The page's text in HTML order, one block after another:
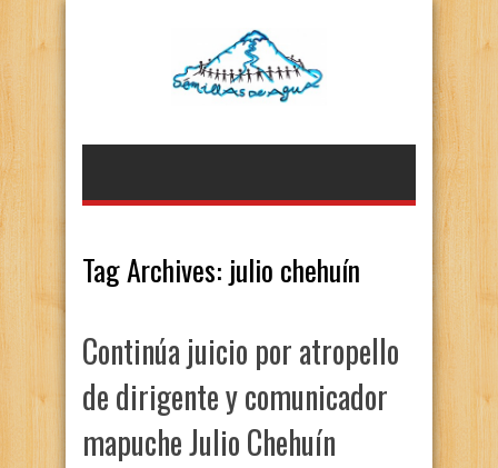
Tag Archives: julio chehuín
Continúa juicio por atropello
de dirigente y comunicador
mapuche Julio Chehuín